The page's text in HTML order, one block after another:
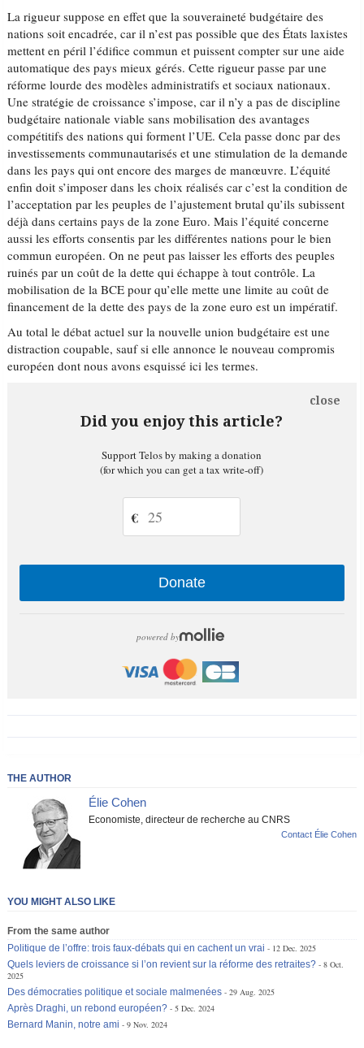
La rigueur suppose en effet que la souveraineté budgétaire des
nations soit encadrée, car il n’est pas possible que des États laxistes
mettent en péril l’édifice commun et puissent compter sur une aide
automatique des pays mieux gérés. Cette rigueur passe par une
réforme lourde des modèles administratifs et sociaux nationaux.
Une stratégie de croissance s’impose, car il n’y a pas de discipline
budgétaire nationale viable sans mobilisation des avantages
compétitifs des nations qui forment l’UE. Cela passe donc par des
investissements communautarisés et une stimulation de la demande
dans les pays qui ont encore des marges de manœuvre. L’équité
enfin doit s’imposer dans les choix réalisés car c’est la condition de
l’acceptation par les peuples de l’ajustement brutal qu’ils subissent
déjà dans certains pays de la zone Euro. Mais l’équité concerne
aussi les efforts consentis par les différentes nations pour le bien
commun européen. On ne peut pas laisser les efforts des peuples
ruinés par un coût de la dette qui échappe à tout contrôle. La
mobilisation de la BCE pour qu’elle mette une limite au coût de
financement de la dette des pays de la zone euro est un impératif.
Au total le débat actuel sur la nouvelle union budgétaire est une
distraction coupable, sauf si elle annonce le nouveau compromis
européen dont nous avons esquissé ici les termes.
Did you enjoy this article?
close
Support Telos by making a donation
(for which you can get a tax write-off)
€
Donate
powered by
THE AUTHOR
Élie Cohen
Economiste, directeur de recherche au CNRS
Contact Élie Cohen
YOU MIGHT ALSO LIKE
From the same author
Politique de l’offre: trois faux-débats qui en cachent un vrai
12 Dec. 2025
Quels leviers de croissance si l’on revient sur la réforme des retraites?
8 Oct.
2025
Des démocraties politique et sociale malmenées
29 Aug. 2025
Après Draghi, un rebond européen?
5 Dec. 2024
Bernard Manin, notre ami
9 Nov. 2024